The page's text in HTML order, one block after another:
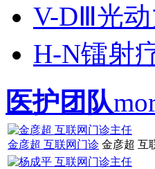
V-DⅢ光
H-N镭射
医护团队
金彦超 互联网门诊 金彦超 互